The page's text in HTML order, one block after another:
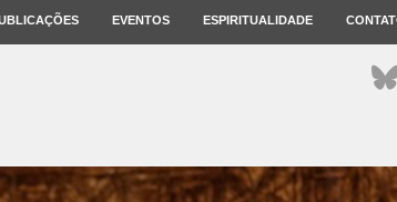
EVENTOS ESPIRITUALIDADE